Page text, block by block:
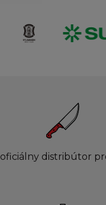
oficiálny distribútor